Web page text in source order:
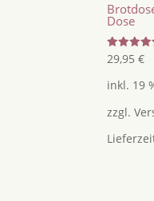
Dose
Bewertet
mit
von 5
29,95€
inkl. 19
zzgl.